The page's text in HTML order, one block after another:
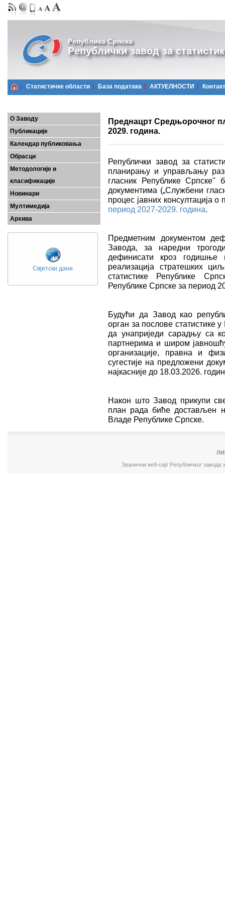
Република Српска
Републички завод за
Статистичке области Базa података АКТУЕЛНОСТИ Контакт
О Заводу
Публикације
Календар публиковања
Обрасци
Методологије и
класификације
Новинари
Мултимедија
Архива
Свјетски дани
Преднацрт Средњорочног
2029. година.
Републички завод за
планирању и управљању
гласник Републике
документима („Службени
процес јавних консултација о
период 2027-2029. година.
Предметним документом
Завода, за наредни
дефинисати кроз
реализација стратешких
статистике Републике
Републике Српске за период
Будући да Завод као
орган за послове статистике
да унаприједи сарадњу са
партнерима и широм
организације, правна и
сугестије на предложени
најкасније до 18.03.2026.
Након што Завод прикупи
план рада биће достављен
Владе Републике Српске.
Званични веб-сајт Републичког